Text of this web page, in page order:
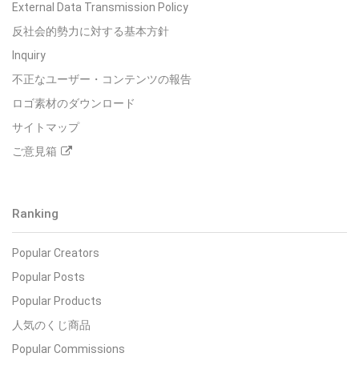
External Data Transmission Policy
反社会的勢力に対する基本方針
Inquiry
不正なユーザー・コンテンツの報告
ロゴ素材のダウンロード
サイトマップ
ご意見箱
Ranking
Popular Creators
Popular Posts
Popular Products
人気のくじ商品
Popular Commissions